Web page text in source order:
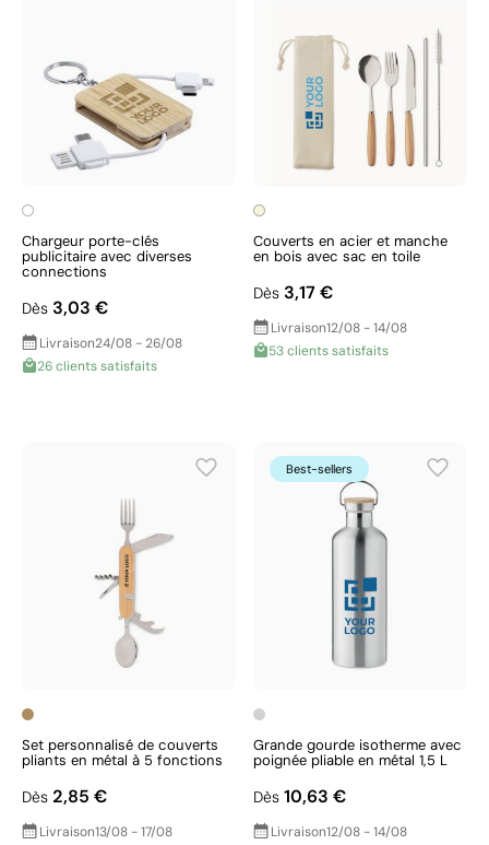
Chargeur porte-clés
publicitaire avec diverses
connections
Dès 3,03 €
Livraison24/08 - 26/08
26 clients satisfaits
Couverts en acier et manche
en bois avec sac en toile
Dès 3,17 €
Livraison12/08 - 14/08
53 clients satisfaits
Set personnalisé de couverts
pliants en métal à 5 fonctions
Dès 2,85 €
Livraison13/08 - 17/08
Best-sellers
Grande gourde isotherme avec
poignée pliable en métal 1,5 L
Dès 10,63 €
Livraison12/08 - 14/08